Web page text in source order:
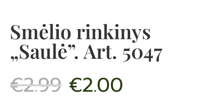
Smėlio rinkinys
„Saulė”. Art. 5047
€2.99 €2.00